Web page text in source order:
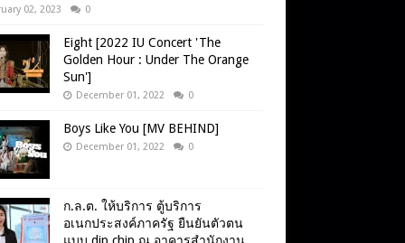
02, 2023 0
Eight [2022 IU Concert 'The
Golden Hour : Under The Orange
Sun']
December 01, 2022 0
Boys Like You [MV BEHIND]
December 01, 2022 0
ก.ล.ต. ให้บริการ ตู้บริการ
อเนกประสงค์ภาครัฐ ยืนยันตัวตน